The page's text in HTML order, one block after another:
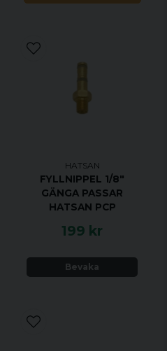
HATSAN
FYLLNIPPEL 1/8"
GÄNGA PASSAR
HATSAN PCP
199 kr
Bevaka